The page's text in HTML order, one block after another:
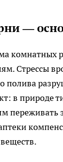
—
комнатных
Стрессы
полива
в природе
переживать